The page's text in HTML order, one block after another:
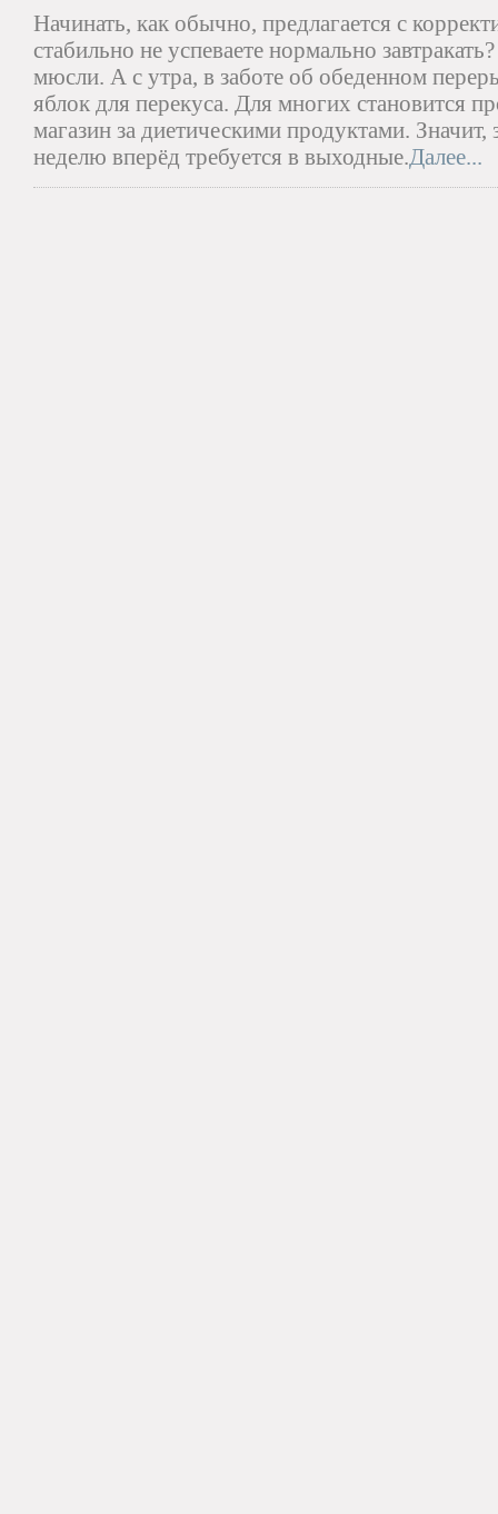
Начинать, как обычно, предлагается с
стабильно не успеваете нормально
мюсли. А с утра, в заботе об обеденном
яблок для перекуса. Для многих становится
магазин за диетическими продуктами. Значит,
неделю вперёд требуется в выходные.Далее...